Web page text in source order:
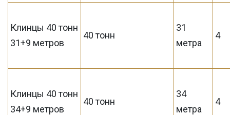
Клинцы 40 тонн
31+9 метров
40 тонн
31
метра
4
Клинцы 40 тонн
34+9 метров
40 тонн
34
метра
4